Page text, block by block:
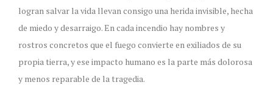
logran salvar la vida llevan consigo una herida invisible, hecha
de miedo y desarraigo. En cada incendio hay nombres y
rostros concretos que el fuego convierte en exiliados de su
propia tierra, y ese impacto humano es la parte más dolorosa
y menos reparable de la tragedia.